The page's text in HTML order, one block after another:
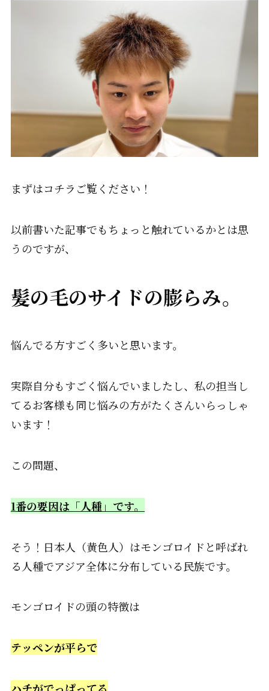
まずはコチラご覧ください！
以前書いた記事でもちょっと触れているかとは思
うのですが、
髪の毛のサイドの膨らみ。
悩んでる方すごく多いと思います。
実際自分もすごく悩んでいましたし、 私の担当し
てるお客様も同じ悩みの方がたくさんいらっしゃ
います！
この問題、
1番の要因は「人種」です。
そう！日本人（黄色人）はモンゴロイド と呼ばれ
る人種でアジア全体に分布している民族です。
モンゴロイドの頭の特徴は
テッペンが平らで